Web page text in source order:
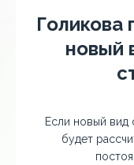
Голикова
новый
Если новый вид
будет